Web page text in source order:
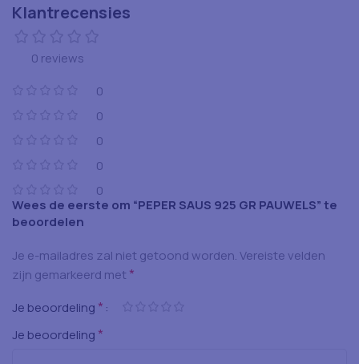
Klantrecensies
0 reviews
0
0
0
0
0
Wees de eerste om “PEPER SAUS 925 GR PAUWELS” te
beoordelen
Je e-mailadres zal niet getoond worden.Vereiste velden
zijn gemarkeerd met *
Je beoordeling *
Je beoordeling *